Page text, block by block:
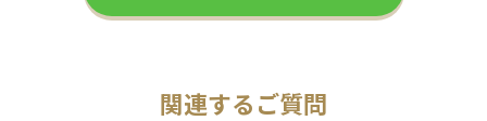
関連するご質問